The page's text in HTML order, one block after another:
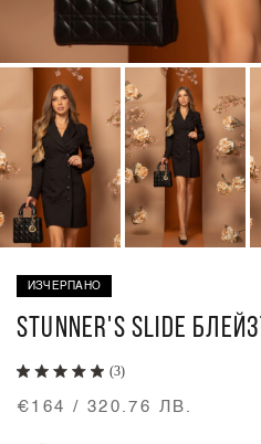
ИЗЧЕРПАНО
STUNNER'S SLIDE
(3)
€164 / 320.76 ЛВ.